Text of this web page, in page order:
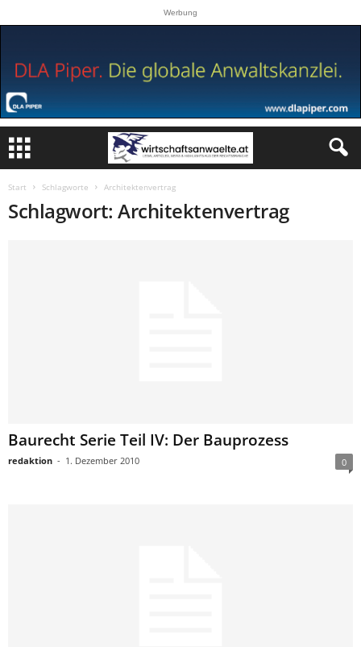
Werbung
Start Schlagworte Architektenvertrag
Schlagwort: Architektenvertrag
Baurecht Serie Teil IV: Der Bauprozess
redaktion - 1. Dezember 2010 0